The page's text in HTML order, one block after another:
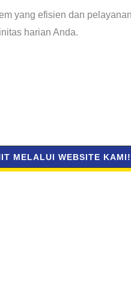
yang efisien dan
harian Anda.
MELALUI WEBSITE KAMI!